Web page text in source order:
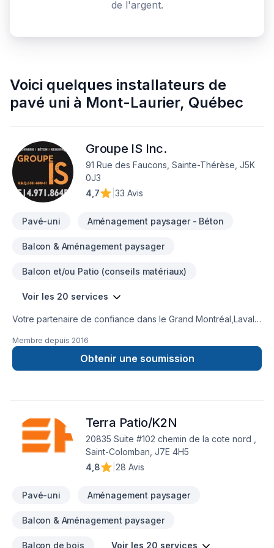
de l'argent.
Voici quelques installateurs de
pavé uni à Mont-Laurier, Québec
Groupe IS Inc.
91 Rue des Faucons, Sainte-Thérèse, J5K
0J3
4,7
33 Avis
Pavé-uni Aménagement paysager - Béton
Balcon & Aménagement paysager
Balcon et/ou Patio (conseils matériaux)
Voir les 20 services
Votre partenaire de confiance dans le Grand Montréal,Laval
vos travaux de maçonnerie, de réparation et resurfaçage de
béton et offre aussi les services de : Crépis, Calfeutrage,
Démolition, Fissures de Fondations, Mûrets de
résultats au-delà de vos attentes. Transformons ensemble
vos idées en réalité. Contactez-nous dès maintenant. Groupe
IS inc. '' Une expertise de plus de 30 ans en réalisation
d'ouvrages de maçonnerie et de béton.''
Membre depuis 2016
Obtenir une soumission
Terra Patio/K2N
20835 Suite #102 chemin de la cote nord ,
Saint-Colomban, J7E 4H5
4,8
28 Avis
Pavé-uni Aménagement paysager
Balcon & Aménagement paysager
Balcon de bois Voir les 20 services